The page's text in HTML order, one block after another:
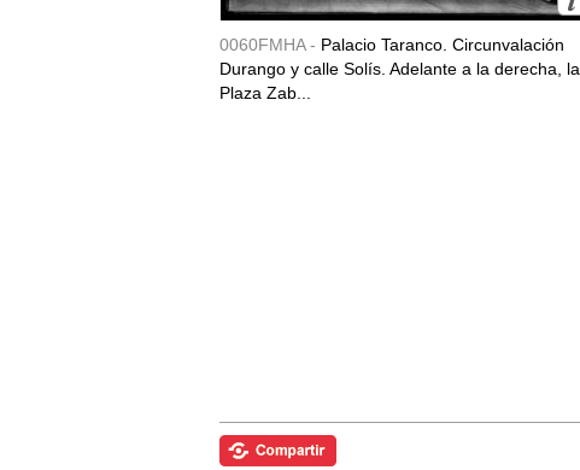
0060FMHA - Palacio Taranco. Circunvalación
Durango y calle Solís. Adelante a la derecha, la
Plaza Zab...